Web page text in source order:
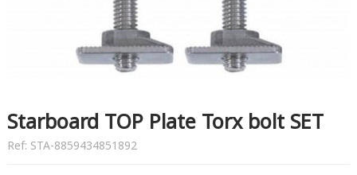
Starboard TOP Plate Torx bolt SET
Ref: STA-8859434851892